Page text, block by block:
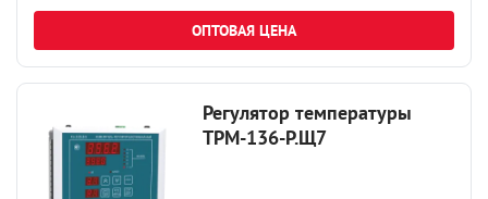
ОПТОВАЯ ЦЕНА
Регулятор температуры
ТРМ-136-Р.Щ7